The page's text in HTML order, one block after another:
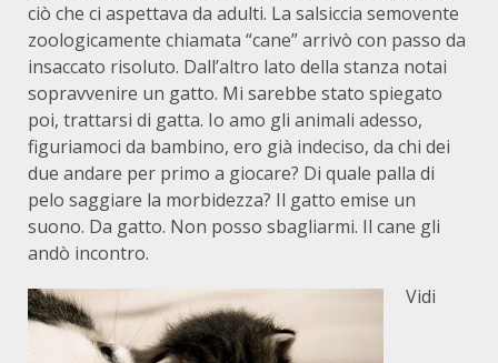
ciò che ci aspettava da adulti. La salsiccia semovente
zoologicamente chiamata “cane” arrivò con passo da
insaccato risoluto. Dall’altro lato della stanza notai
sopravvenire un gatto. Mi sarebbe stato spiegato
poi, trattarsi di gatta. Io amo gli animali adesso,
figuriamoci da bambino, ero già indeciso, da chi dei
due andare per primo a giocare? Di quale palla di
pelo saggiare la morbidezza? Il gatto emise un
suono. Da gatto. Non posso sbagliarmi. Il cane gli
andò incontro.
Vidi